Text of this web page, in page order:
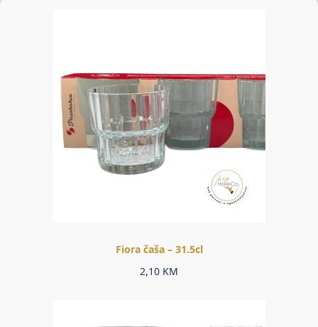
Fiora čaša – 31.5cl
2,10 KM